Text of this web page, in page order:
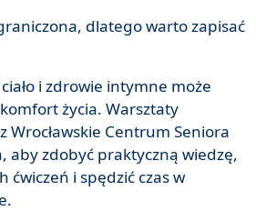
dlatego warto zapisać
i zdrowie intymne może
życia. Warsztaty
Wrocławskie Centrum Seniora
aby zdobyć praktyczną wiedzę,
ćwiczeń i spędzić czas w